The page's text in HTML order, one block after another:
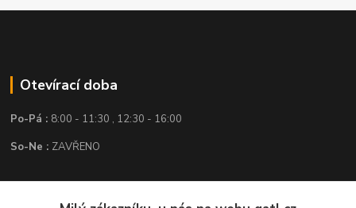
Otevírací doba
Po-Pá : 8:00 - 11:30 , 12:30 - 16:00
So-Ne : ZAVŘENO
Kontakt